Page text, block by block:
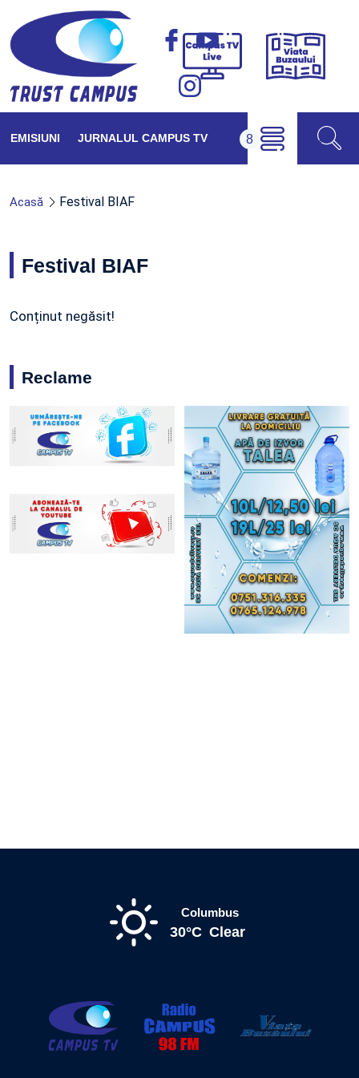
Campus
Viața
EMISIUNI JURNALUL CAMPUS TV
Acasă Festival BIAF
Festival BIAF
Conținut negăsit!
Reclame
Columbus
30°C Clear